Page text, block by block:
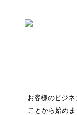
お客様のビジ
ことから始め